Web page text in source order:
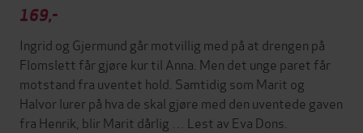
169,-
Ingrid og Gjermund går motvillig med på at drengen på
Flomslett får gjøre kur til Anna. Men det unge paret får
motstand fra uventet hold. Samtidig som Marit og
Halvor lurer på hva de skal gjøre med den uventede gaven
fra Henrik, blir Marit dårlig … Lest av Eva Dons.